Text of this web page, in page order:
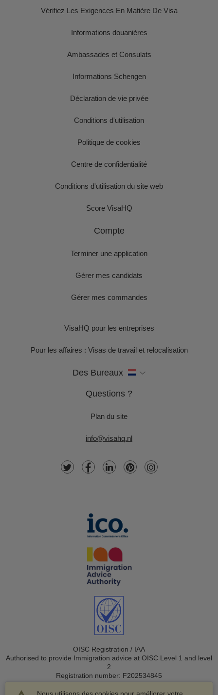
Vérifiez Les Exigences En Matière De Visa
Informations douanières
Ambassades et Consulats
Informations Schengen
Déclaration de vie privée
Conditions d'utilisation
Politique de cookies
Centre de confidentialité
Conditions d'utilisation du site web
Score VisaHQ
Compte
Terminer une application
Gérer mes candidats
Gérer mes commandes
VisaHQ pour les entreprises
Pour les affaires : Visas de travail et relocalisation
Des Bureaux
Questions ?
Plan du site
info@visahq.nl
OISC Registration / IAA
Authorised to provide Immigration advice at OISC Level 1 and level
2
Registration number: F202534845